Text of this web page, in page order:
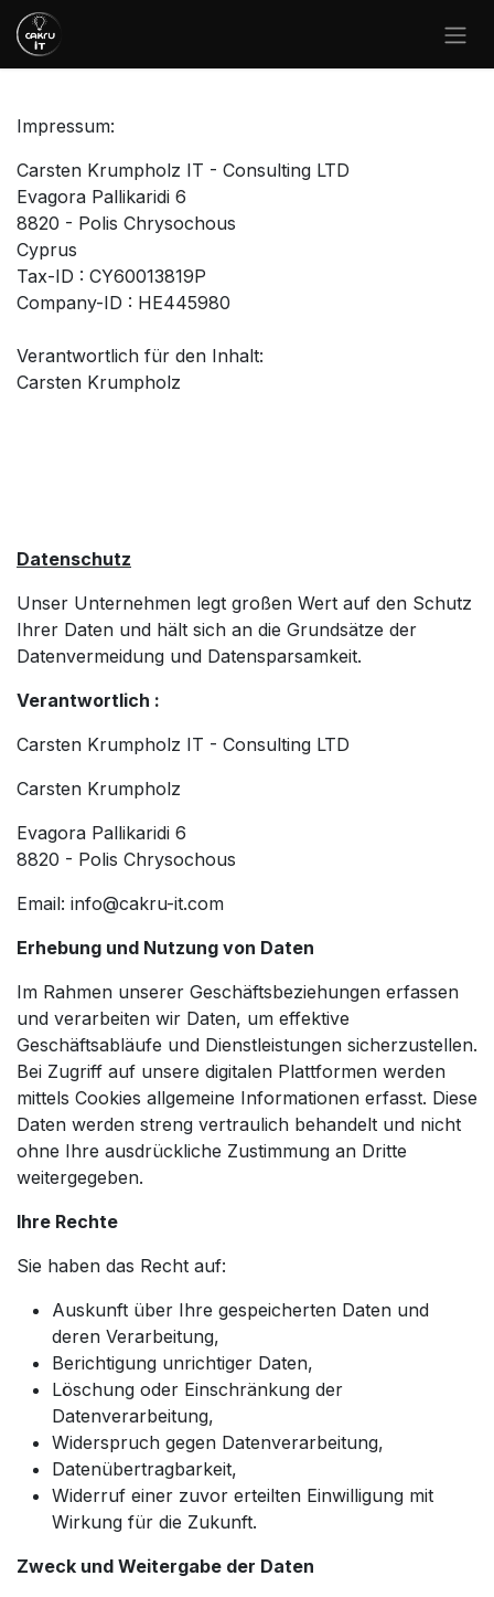
Skip to Content
Impressum:
Carsten Krumpholz IT - Consulting LTD
Evagora Pallikaridi 6
8820 - Polis Chrysochous
Cyprus
Tax-ID : CY60013819P
Company-ID : HE445980
Verantwortlich für den Inhalt:
Carsten Krumpholz
Datenschutz
Unser Unternehmen legt großen Wert auf den Schutz
Ihrer Daten und hält sich an die Grundsätze der
Datenvermeidung und Datensparsamkeit.
Verantwortlich :
Carsten Krumpholz IT - Consulting LTD
Carsten Krumpholz
Evagora Pallikaridi 6
8820 - Polis Chrysochous
Email: info@cakru-it.com
Erhebung und Nutzung von Daten
Im Rahmen unserer Geschäftsbeziehungen erfassen
und verarbeiten wir Daten, um effektive
Geschäftsabläufe und Dienstleistungen sicherzustellen.
Bei Zugriff auf unsere digitalen Plattformen werden
mittels Cookies allgemeine Informationen erfasst. Diese
Daten werden streng vertraulich behandelt und nicht
ohne Ihre ausdrückliche Zustimmung an Dritte
weitergegeben.
Ihre Rechte
Sie haben das Recht auf:
Auskunft über Ihre gespeicherten Daten und
deren Verarbeitung,
Berichtigung unrichtiger Daten,
Löschung oder Einschränkung der
Datenverarbeitung,
Widerspruch gegen Datenverarbeitung,
Datenübertragbarkeit,
Widerruf einer zuvor erteilten Einwilligung mit
Wirkung für die Zukunft.
Zweck und Weitergabe der Daten